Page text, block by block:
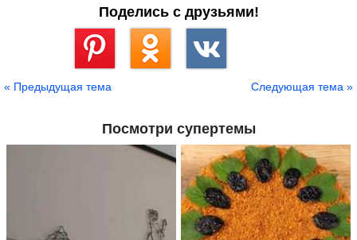
Поделись с друзьями!
« Предыдущая тема Следующая тема »
Посмотри супертемы